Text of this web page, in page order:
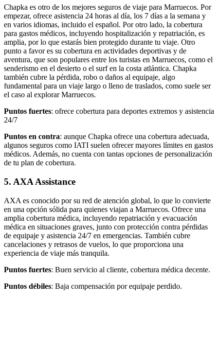
Chapka es otro de los mejores seguros de viaje para Marruecos. Por
empezar, ofrece asistencia 24 horas al día, los 7 días a la semana y
en varios idiomas, incluido el español. Por otro lado, la cobertura
para gastos médicos, incluyendo hospitalización y repatriación, es
amplia, por lo que estarás bien protegido durante tu viaje. Otro
punto a favor es su cobertura en actividades deportivas y de
aventura, que son populares entre los turistas en Marruecos, como el
senderismo en el desierto o el surf en la costa atlántica. Chapka
también cubre la pérdida, robo o daños al equipaje, algo
fundamental para un viaje largo o lleno de traslados, como suele ser
el caso al explorar Marruecos.
Puntos fuertes: ofrece cobertura para deportes extremos y asistencia
24/7
Puntos en contra: aunque Chapka ofrece una cobertura adecuada,
algunos seguros como IATI suelen ofrecer mayores límites en gastos
médicos. Además, no cuenta con tantas opciones de personalización
de tu plan de cobertura.
5. AXA Assistance
AXA es conocido por su red de atención global, lo que lo convierte
en una opción sólida para quienes viajan a Marruecos. Ofrece una
amplia cobertura médica, incluyendo repatriación y evacuación
médica en situaciones graves, junto con protección contra pérdidas
de equipaje y asistencia 24/7 en emergencias. También cubre
cancelaciones y retrasos de vuelos, lo que proporciona una
experiencia de viaje más tranquila.
Puntos fuertes: Buen servicio al cliente, cobertura médica decente.
Puntos débiles: Baja compensación por equipaje perdido.